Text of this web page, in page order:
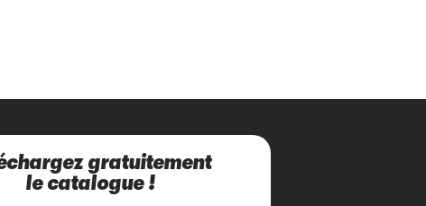
gratuitement
le catalogue !